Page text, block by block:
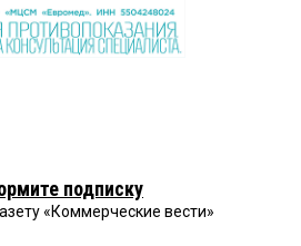
подписку
«Коммерческие вести»